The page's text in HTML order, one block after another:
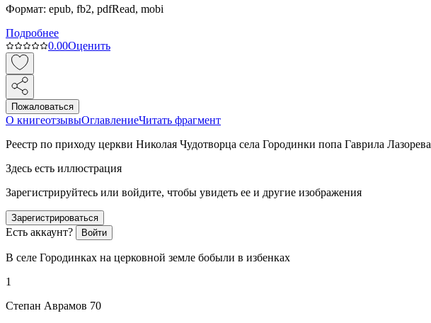
Формат: epub, fb2, pdfRead, mobi
Подробнее
0.00Оценить
Пожаловаться
О книгеотзывыОглавлениеЧитать фрагмент
Реестр по приходу церкви Николая Чудотворца села Городинки попа Гаврила Лазорева
Здесь есть иллюстрация
Зарегистрируйтесь или войдите, чтобы увидеть ее и другие изображения
Зарегистрироваться
Есть аккаунт? Войти
В селе Городинках на церковной земле бобыли в избенках
1
Степан Аврамов 70